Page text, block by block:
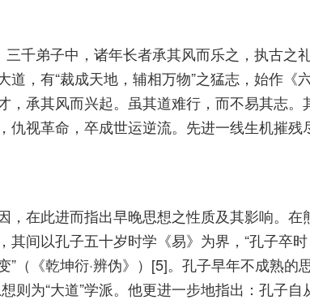
三千弟子中，诸年长者承其风而乐之，执古之
，有“裁成天地，辅相万物”之猛志，始作《
承其风而兴起。虽其道难行，而不易其志。
视革命，卒成世运逆流。先进一线生机摧残
，在此进而指出早晚思想之性质及其影响。在
间以孔子五十岁时学《易》为界，“孔子卒
（《乾坤衍·辨伪》）[5]。孔子早年不成熟的
则为“大道”学派。他更进一步地指出：孔子自